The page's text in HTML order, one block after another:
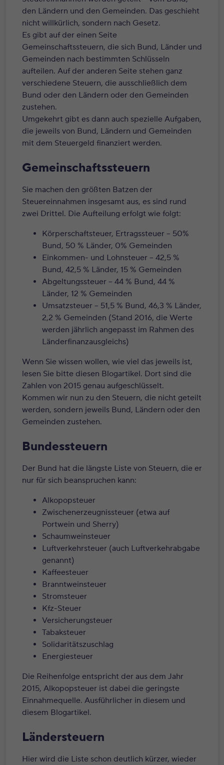
den Ländern und den Gemeinden. Das geschieht
nicht willkürlich, sondern nach Gesetz.
Es gibt auf der einen Seite
Gemeinschaftssteuern, die sich Bund, Länder und
Gemeinden nach bestimmten Schlüsseln
aufteilen. Auf der anderen Seite stehen ganz
verschiedene Steuern, die ausschließlich dem
Bund oder den Ländern oder den Gemeinden
zustehen.
Umgekehrt gibt es dann auch spezielle Aufgaben,
die jeweils von Bund, Ländern und Gemeinden
mit dem Steuergeld finanziert werden.
Gemeinschaftssteuern
Sie machen den größten Batzen der
Steuereinnahmen insgesamt aus, es sind rund
zwei Drittel. Die Aufteilung erfolgt wie folgt:
Körperschaftsteuer, Ertragssteuer – 50%
Bund, 50 % Länder, 0% Gemeinden
Einkommen- und Lohnsteuer – 42,5 %
Bund, 42,5 % Länder, 15 % Gemeinden
Abgeltungssteuer – 44 % Bund, 44 %
Länder, 12 % Gemeinden
Umsatzsteuer – 51,5 % Bund, 46,3 % Länder,
2,2 % Gemeinden (Stand 2016, die Werte
werden jährlich angepasst im Rahmen des
Länderfinanzausgleichs)
Wenn Sie wissen wollen, wie viel das jeweils ist,
lesen Sie bitte diesen Blogartikel. Dort sind die
Zahlen von 2015 genau aufgeschlüsselt.
Kommen wir nun zu den Steuern, die nicht geteilt
werden, sondern jeweils Bund, Ländern oder den
Gemeinden zustehen.
Bundessteuern
Der Bund hat die längste Liste von Steuern, die er
nur für sich beanspruchen kann:
Alkopopsteuer
Zwischenerzeugnissteuer (etwa auf
Portwein und Sherry)
Schaumweinsteuer
Luftverkehrsteuer (auch Luftverkehrabgabe
genannt)
Kaffeesteuer
Branntweinsteuer
Stromsteuer
Kfz-Steuer
Versicherungsteuer
Tabaksteuer
Solidaritätszuschlag
Energiesteuer
Die Reihenfolge entspricht der aus dem Jahr
2015, Alkopopsteuer ist dabei die geringste
Einnahmequelle. Ausführlicher in diesem und
diesem Blogartikel.
Ländersteuern
Hier wird die Liste schon deutlich kürzer, wieder